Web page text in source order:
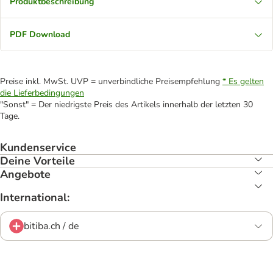
PDF Download
Preise inkl. MwSt. UVP = unverbindliche Preisempfehlung * Es gelten
die Lieferbedingungen
"Sonst" = Der niedrigste Preis des Artikels innerhalb der letzten 30
Tage.
Kundenservice
Deine Vorteile
Angebote
International:
bitiba.ch / de